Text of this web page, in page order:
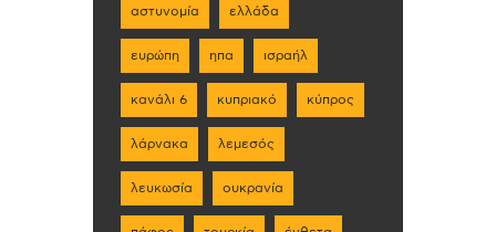
αστυνομία ελλάδα
ευρώπη ηπα ισραήλ
κανάλι 6 κυπριακό κύπρος
λάρνακα λεμεσός
λευκωσία ουκρανία